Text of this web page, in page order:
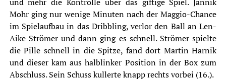
Mohr ging nur wenige Minuten nach der Maggio-Chance
im Spielaufbau in das Dribbling, verlor den Ball an Len-
Aike Strömer und dann ging es schnell. Strömer spielte
die Pille schnell in die Spitze, fand dort Martin Harnik
und dieser kam aus halblinker Position in der Box zum
Abschluss. Sein Schuss kullerte knapp rechts vorbei (16.).